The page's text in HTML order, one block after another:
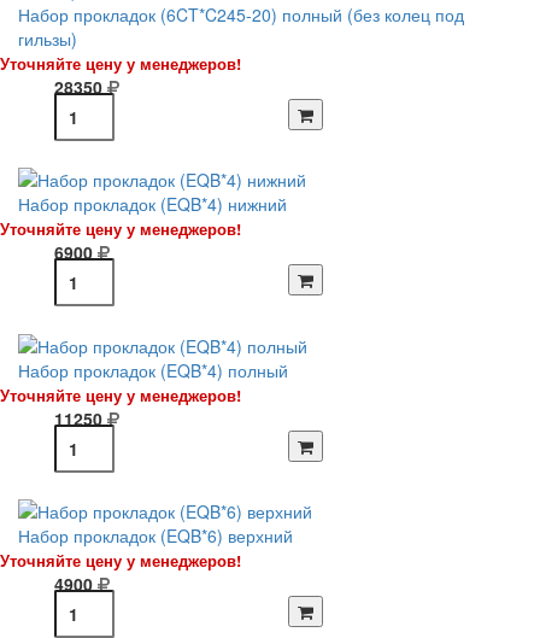
Набор прокладок (6CT*C245-20) полный (без колец под
гильзы)
Уточняйте цену у менеджеров!
28350
Набор прокладок (EQB*4) нижний
Уточняйте цену у менеджеров!
6900
Набор прокладок (EQB*4) полный
Уточняйте цену у менеджеров!
11250
Набор прокладок (EQB*6) верхний
Уточняйте цену у менеджеров!
4900